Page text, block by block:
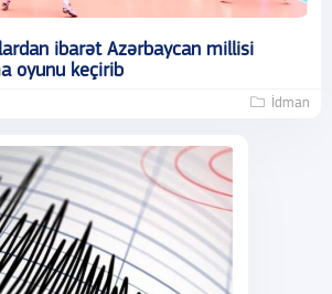
ibarət Azərbaycan millisi
oyunu keçirib
İdman